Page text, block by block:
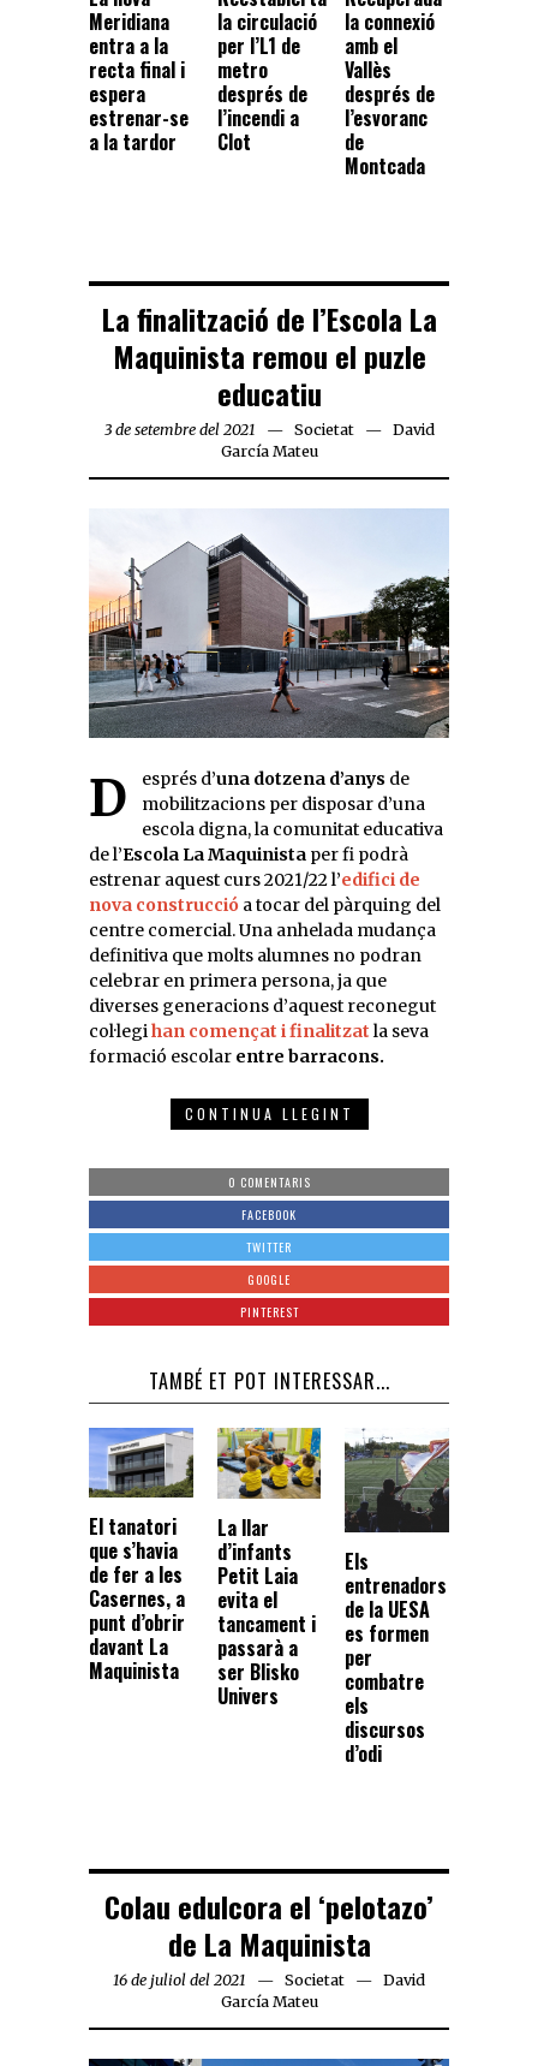
Meridiana
entra a la
recta final i
espera
estrenar-se
a la tardor
la circulació
per l’L1 de
metro
després de
l’incendi a
Clot
la connexió
amb el
Vallès
després de
l’esvoranc
de
Montcada
La finalització de l’Escola La
Maquinista remou el puzle
educatiu
3 de setembre del 2021 Societat
David
García Mateu
Després d’una dotzena d’anys de
mobilitzacions per disposar d’una
escola digna, la comunitat educativa
de l’Escola La Maquinista per fi podrà
estrenar aquest curs 2021/22 l’edifici de
nova construcció a tocar del pàrquing del
centre comercial. Una anhelada mudança
definitiva que molts alumnes no podran
celebrar en primera persona, ja que
diverses generacions d’aquest reconegut
col·legihan començat i finalitzat la seva
formació escolar entre barracons.
CONTINUA LLEGINT
0 COMENTARIS
FACEBOOK
TWITTER
GOOGLE
PINTEREST
TAMBÉ ET POT INTERESSAR...
El tanatori
que s’havia
de fer a les
Casernes, a
punt d’obrir
davant La
Maquinista
La llar
d’infants
Petit Laia
evita el
tancament i
passarà a
ser Blisko
Univers
Els
entrenadors
de la UESA
es formen
per
combatre
els
discursos
d’odi
Colau edulcora el ‘pelotazo’
de La Maquinista
16 de juliol del 2021 Societat
David
García Mateu